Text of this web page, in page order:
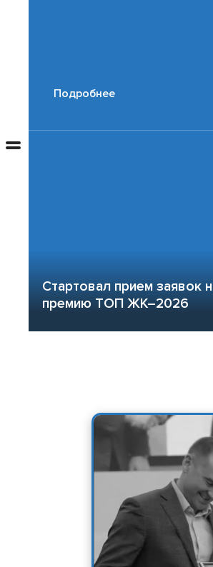
Подробнее
Стартовал прием заявок
премию ТОП ЖК–2026